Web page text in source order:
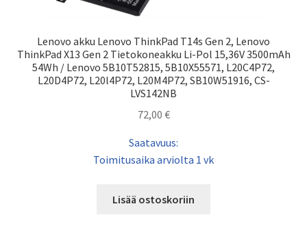
Lenovo akku Lenovo ThinkPad T14s Gen 2, Lenovo
ThinkPad X13 Gen 2 Tietokoneakku Li-Pol 15,36V 3500mAh
54Wh / Lenovo 5B10T52815, 5B10X55571, L20C4P72,
L20D4P72, L20l4P72, L20M4P72, SB10W51916, CS-
LVS142NB
72,00 €
Saatavuus:
Toimitusaika arviolta 1 vk
Lisää ostoskoriin